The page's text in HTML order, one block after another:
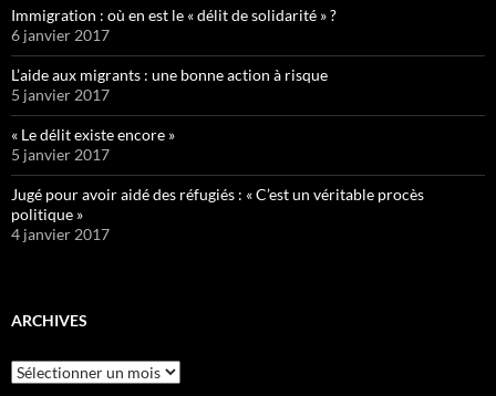
Immigration : où en est le « délit de solidarité » ?
6 janvier 2017
L’aide aux migrants : une bonne action à risque
5 janvier 2017
« Le délit existe encore »
5 janvier 2017
Jugé pour avoir aidé des réfugiés : « C’est un véritable procès
politique »
4 janvier 2017
ARCHIVES
Archives